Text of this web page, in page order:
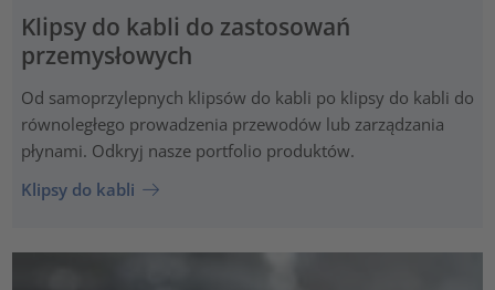
Klipsy do kabli do zastosowań
przemysłowych
Od samoprzylepnych klipsów do kabli po klipsy do kabli do
równoległego prowadzenia przewodów lub zarządzania
płynami. Odkryj nasze portfolio produktów.
Klipsy do kabli